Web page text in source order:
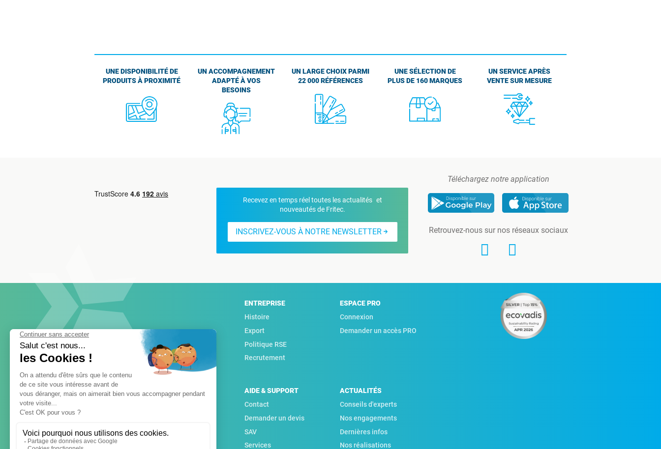
UNE DISPONIBILITÉ DE
PRODUITS À PROXIMITÉ
UN ACCOMPAGNEMENT
ADAPTÉ À VOS
BESOINS
UN LARGE CHOIX PARMI
22 000 RÉFÉRENCES
UNE SÉLECTION DE
PLUS DE 160 MARQUES
UN SERVICE APRÈS
VENTE SUR MESURE
Recevez en temps réel toutes les actualités et
nouveautés de Fritec.
INSCRIVEZ-VOUS À NOTRE NEWSLETTER
Téléchargez notre application
Retrouvez-nous sur nos réseaux sociaux
ENTREPRISE
Histoire
Export
Politique RSE
Recrutement
ESPACE PRO
Connexion
Demander un accès PRO
AIDE & SUPPORT
Contact
Demander un devis
SAV
Services
ACTUALITÉS
Conseils d'experts
Nos engagements
Dernières infos
Nos réalisations